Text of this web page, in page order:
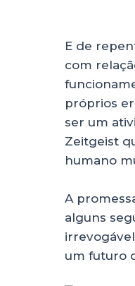
A
p
p
E de
com
próprios
ser um
Zeitgeist
humano
A
alguns
um futuro